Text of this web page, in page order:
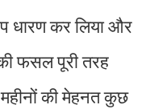
धारण कर लिया और
फसल पूरी तरह
की मेहनत कुछ